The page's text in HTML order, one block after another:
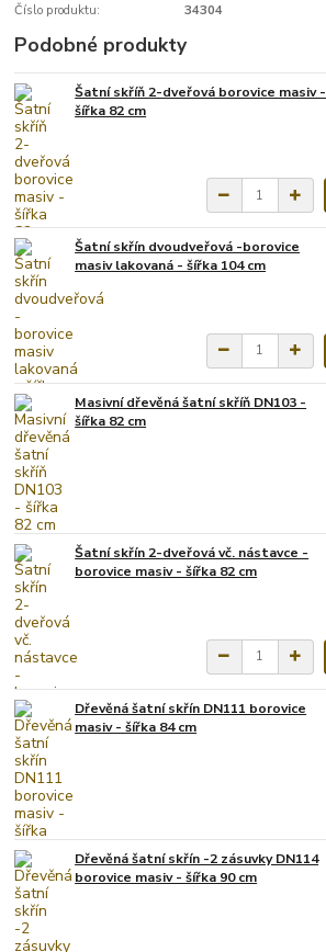
Číslo produktu: 34304
Podobné produkty
Šatní skříň 2-dveřová borovice masiv -
šířka 82 cm
Šatní skřín dvoudveřová -borovice
masiv lakovaná - šířka 104 cm
Masivní dřevěná šatní skříň DN103 -
šířka 82 cm
Šatní skřín 2-dveřová vč. nástavce -
borovice masiv - šířka 82 cm
Dřevěná šatní skřín DN111 borovice
masiv - šířka 84 cm
Dřevěná šatní skřín -2 zásuvky DN114
borovice masiv - šířka 90 cm